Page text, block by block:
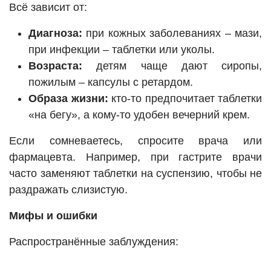
Всё зависит от:
Диагноза: при кожных заболеваниях – мази,
при инфекции – таблетки или уколы.
Возраста: детям чаще дают сиропы,
пожилым – капсулы с ретардом.
Образа жизни: кто-то предпочитает таблетки
«на бегу», а кому-то удобен вечерний крем.
Если сомневаетесь, спросите врача или
фармацевта. Например, при гастрите врачи
часто заменяют таблетки на суспензию, чтобы не
раздражать слизистую.
Мифы и ошибки
Распространённые заблуждения: